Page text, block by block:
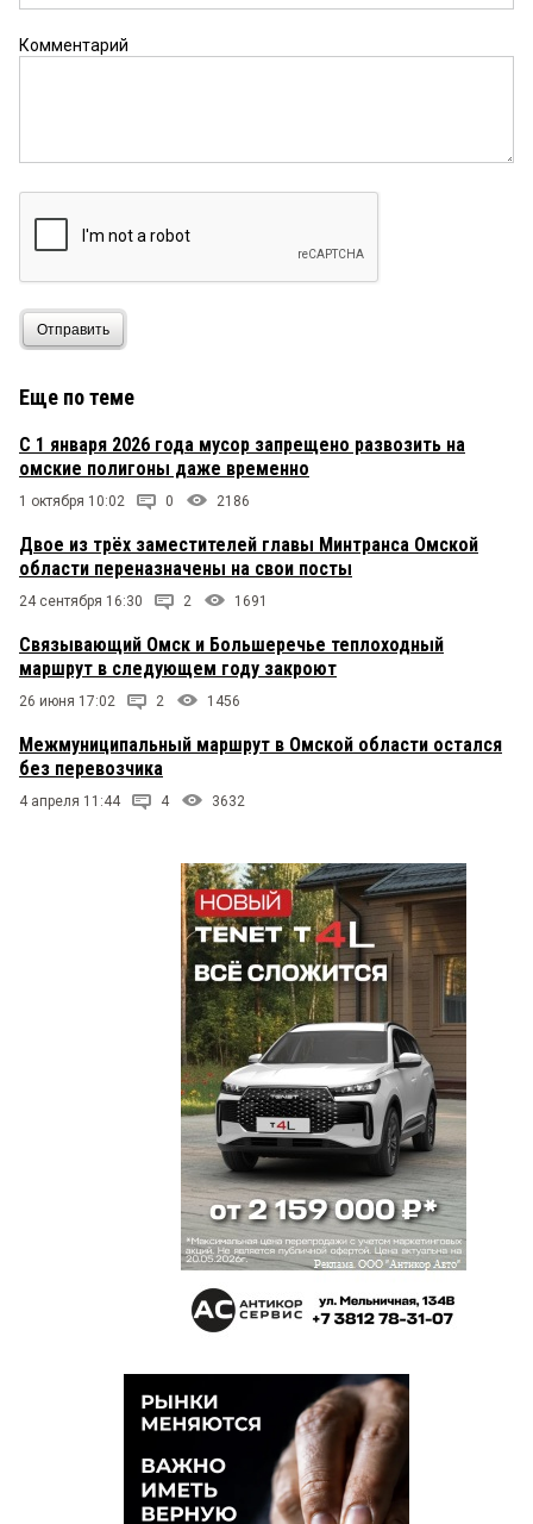
Комментарий
Отправить
Еще по теме
С 1 января 2026 года мусор запрещено развозить на
омские полигоны даже временно
1 октября 10:02 0 2186
Двое из трёх заместителей главы Минтранса Омской
области переназначены на свои посты
24 сентября 16:30 2 1691
Связывающий Омск и Большеречье теплоходный
маршрут в следующем году закроют
26 июня 17:02 2 1456
Межмуниципальный маршрут в Омской области остался
без перевозчика
4 апреля 11:44 4 3632